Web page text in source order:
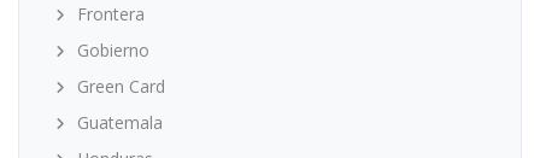
Frontera
Gobierno
Green Card
Guatemala